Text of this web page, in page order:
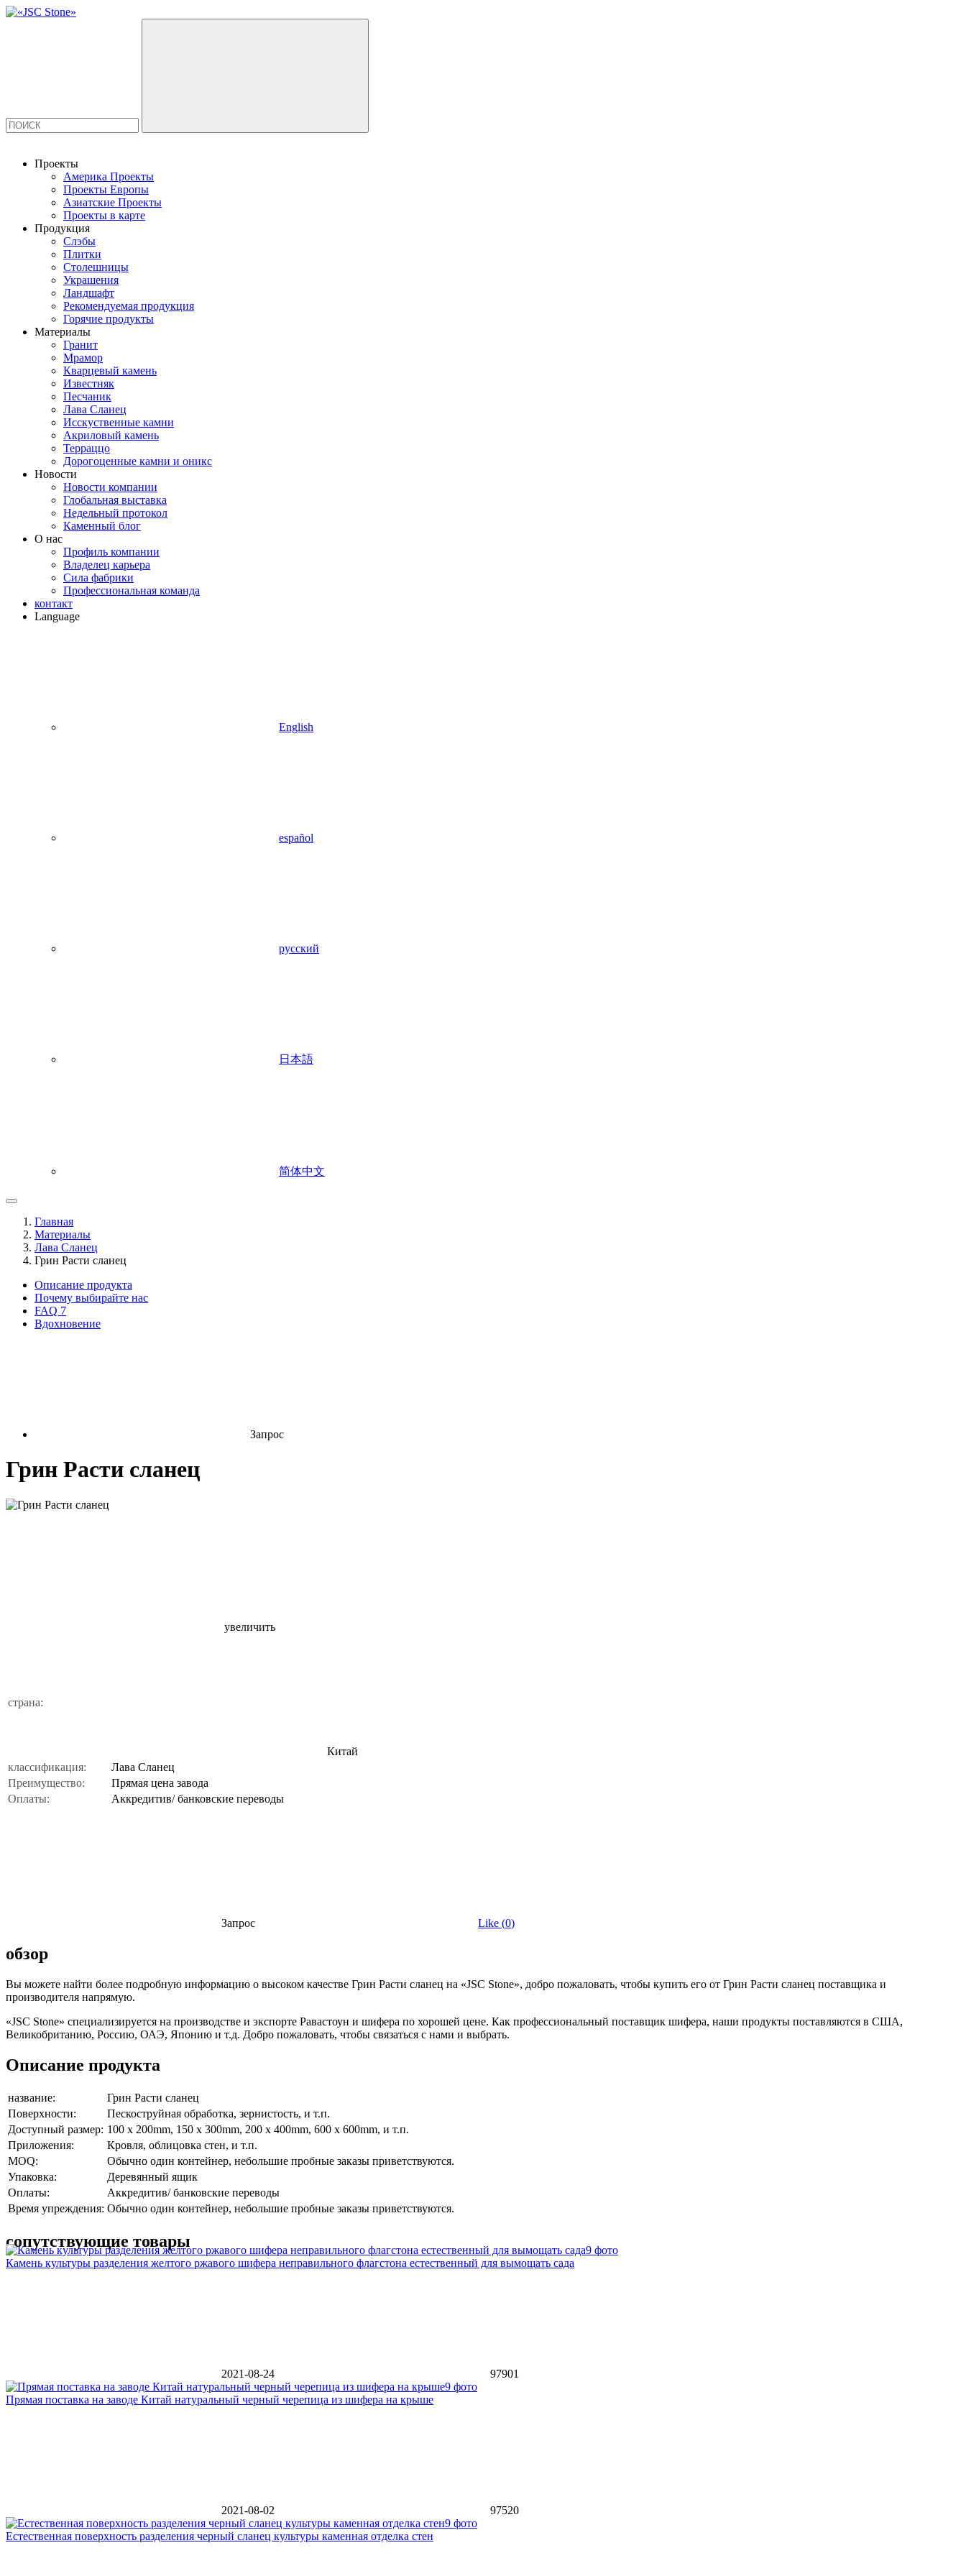
Проекты
Америка Проекты
Проекты Европы
Азиатские Проекты
Проекты в карте
Продукция
Слэбы
Плитки
Столешницы
Украшения
Ландшафт
Рекомендуемая продукция
Горячие продукты
Материалы
Гранит
Мрамор
Кварцевый камень
Известняк
Песчаник
Лава Сланец
Исскуственные камни
Акриловый камень
Терраццо
Дорогоценные камни и оникс
Новости
Новости компании
Глобальная выставка
Недельный протокол
Каменный блог
О нас
Профиль компании
Владелец карьера
Сила фабрики
Профессиональная команда
контакт
Language
English
español
русский
日本語
简体中文
Главная
Материалы
Лава Сланец
Грин Расти сланец
Описание продукта
Почему выбирайте нас
FAQ 7
Вдохновение
Запрос
Грин Расти сланец
увеличить
страна:
Китай
классификация:
Лава Сланец
Преимущество:
Прямая цена завода
Оплаты:
Аккредитив/ банковские переводы
Запрос Like (0)
обзор
Вы можете найти более подробную информацию о высоком качестве Грин Расти сланец на «JSC Stone», добро пожаловать, чтобы купить его от Грин Расти сланец поставщика и
производителя напрямую.
«JSC Stone» специализируется на производстве и экспорте Равастоун и шифера по хорошей цене. Как профессиональный поставщик шифера, наши продукты поставляются в США,
Великобританию, Россию, ОАЭ, Японию и т.д. Добро пожаловать, чтобы связаться с нами и выбрать.
Описание продукта
название:
Грин Расти сланец
Поверхности:
Пескоструйная обработка, зернистость, и т.п.
Доступный размер: 100 x 200mm, 150 x 300mm, 200 x 400mm, 600 x 600mm, и т.п.
Приложения:
Кровля, облицовка стен, и т.п.
MOQ:
Обычно один контейнер, небольшие пробные заказы приветствуются.
Упаковка:
Деревянный ящик
Оплаты:
Аккредитив/ банковские переводы
Время упреждения: Обычно один контейнер, небольшие пробные заказы приветствуются.
сопутствующие товары
9 фото
Камень культуры разделения желтого ржавого шифера неправильного флагстона естественный для вымощать сада
2021-08-24
97901
9 фото
Прямая поставка на заводе Китай натуральный черный черепица из шифера на крыше
2021-08-02
97520
9 фото
Естественная поверхность разделения черный сланец культуры каменная отделка стен